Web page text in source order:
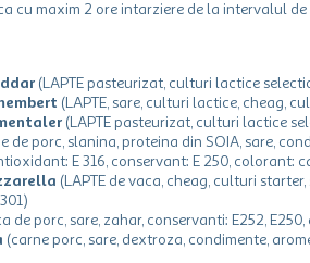
cu maxim 2 ore intarziere de la intervalul
(LAPTE pasteurizat, culturi lactice
(LAPTE, sare, culturi lactice, cheag,
(LAPTE pasteurizat, culturi lactice
de porc, slanina, proteina din SOIA, sare,
E 316, conservant: E 250, colorant:
(LAPTE de vaca, cheag, culturi
de porc, sare, zahar, conservanti: E252,
(carne porc, sare, dextroza, condimente,